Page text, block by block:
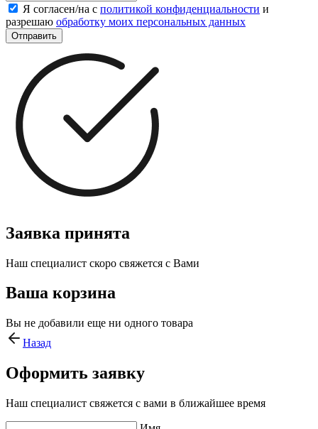
Я согласен/на с политикой конфиденциальности и
разрешаю обработку моих персональных данных
Отправить
Заявка принята
Наш специалист скоро свяжется с Вами
Ваша корзина
Вы не добавили еще ни одного товара
Назад
Оформить заявку
Наш специалист свяжется с вами в ближайшее время